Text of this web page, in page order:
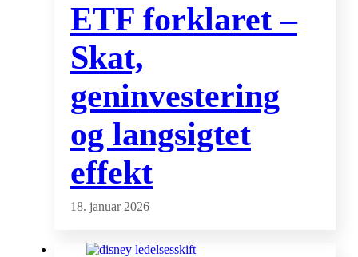
ETF forklaret –
Skat,
geninvestering
og langsigtet
effekt
18. januar 2026